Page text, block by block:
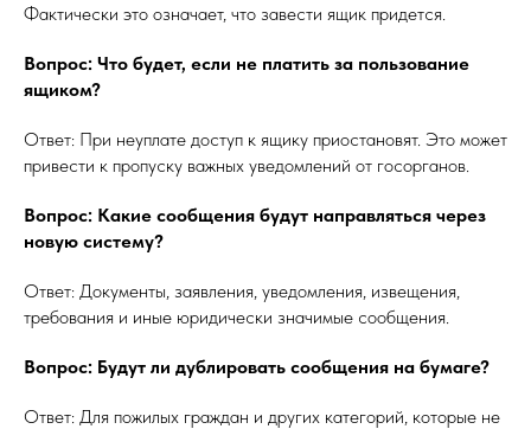
Фактически это означает, что завести ящик придется.
Вопрос: Что будет, если не платить за пользование
ящиком?
Ответ: При неуплате доступ к ящику приостановят. Это может
привести к пропуску важных уведомлений от госорганов.
Вопрос: Какие сообщения будут направляться через
новую систему?
Ответ: Документы, заявления, уведомления, извещения,
требования и иные юридически значимые сообщения.
Вопрос: Будут ли дублировать сообщения на бумаге?
Ответ: Для пожилых граждан и других категорий, которые не